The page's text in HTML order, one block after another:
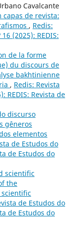
Cavalcante
de revista:
, Redis:
(2025): REDIS:
de la forme
du discours de
bakhtinienne
, Redis: Revista
REDIS: Revista de
discurso
gêneros
elementos
de Estudos do
de Estudos do
scientific
the
de Estudos do
de Estudos do